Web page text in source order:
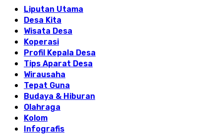
Liputan Utama
Desa Kita
Wisata Desa
Koperasi
Profil Kepala Desa
Tips Aparat Desa
Wirausaha
Tepat Guna
Budaya & Hiburan
Olahraga
Kolom
Infografis